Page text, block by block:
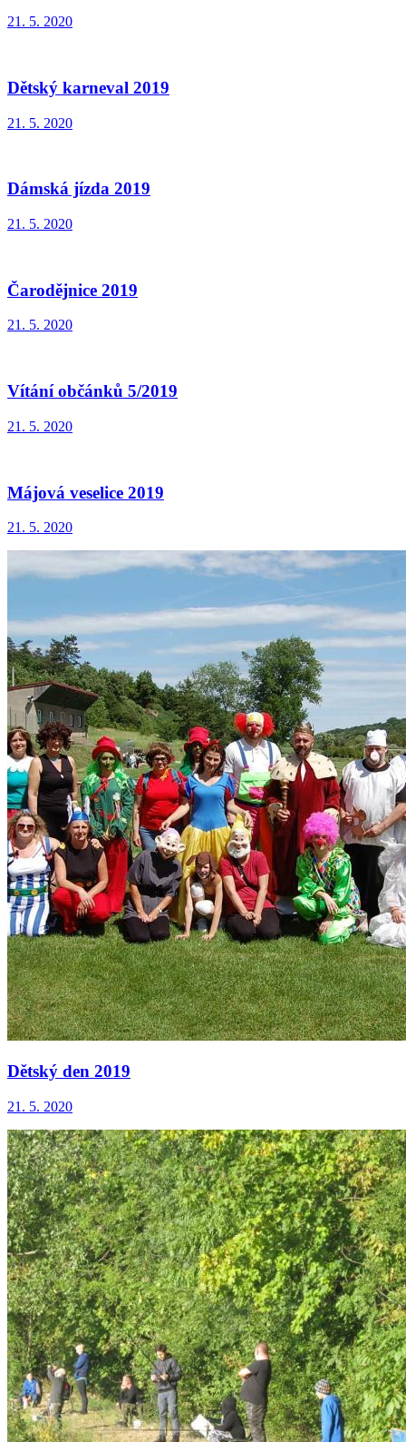
21. 5. 2020
Dětský karneval 2019
21. 5. 2020
Dámská jízda 2019
21. 5. 2020
Čarodějnice 2019
21. 5. 2020
Vítání občánků 5/2019
21. 5. 2020
Májová veselice 2019
21. 5. 2020
Dětský den 2019
21. 5. 2020